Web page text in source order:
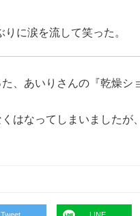
りに涙を流して笑った。
、あいりさんの『乾燥シ
はなってしまいました